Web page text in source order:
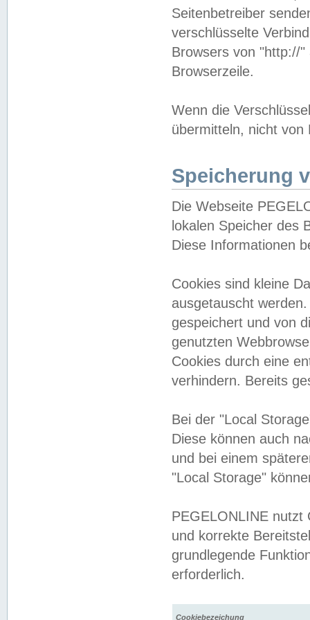
Seitenbetreiber
verschlüsselte
Browsers von "http://
Browserzeile.
Wenn die
übermitteln, nicht von
Speicherung
Die Webseite
lokalen Speicher des
Diese Informationen
Cookies sind kleine
ausgetauscht
gespeichert und von
genutzten
Cookies durch eine
verhindern. Bereits
Bei der "Local
Diese können auch
und bei einem
"Local Storage"
PEGELONLINE nutzt
und korrekte
grundlegende
erforderlich.
Cookiebezeichung